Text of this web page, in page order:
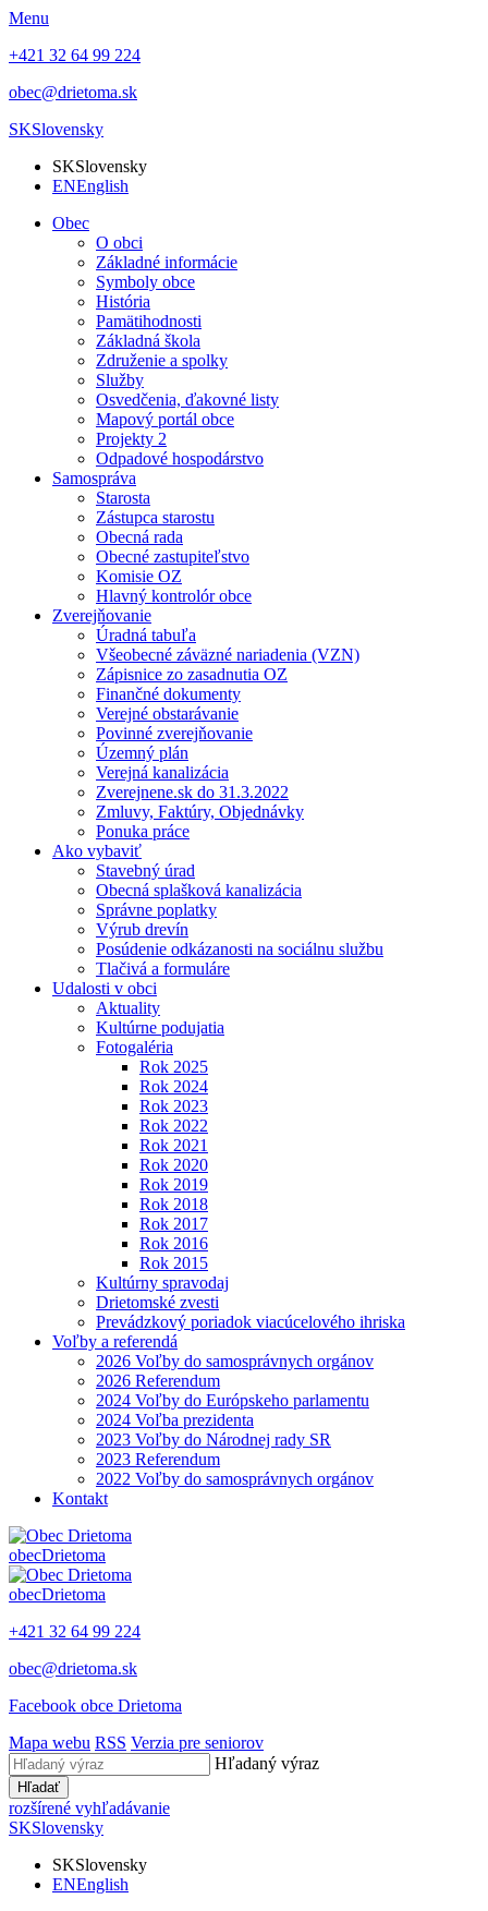
Menu
+421 32 64 99 224
obec@drietoma.sk
SKSlovensky
SKSlovensky
ENEnglish
Obec
O obci
Základné informácie
Symboly obce
História
Pamätihodnosti
Základná škola
Združenie a spolky
Služby
Osvedčenia, ďakovné listy
Mapový portál obce
Projekty 2
Odpadové hospodárstvo
Samospráva
Starosta
Zástupca starostu
Obecná rada
Obecné zastupiteľstvo
Komisie OZ
Hlavný kontrolór obce
Zverejňovanie
Úradná tabuľa
Všeobecné záväzné nariadenia (VZN)
Zápisnice zo zasadnutia OZ
Finančné dokumenty
Verejné obstarávanie
Povinné zverejňovanie
Územný plán
Verejná kanalizácia
Zverejnene.sk do 31.3.2022
Zmluvy, Faktúry, Objednávky
Ponuka práce
Ako vybaviť
Stavebný úrad
Obecná splašková kanalizácia
Správne poplatky
Výrub drevín
Posúdenie odkázanosti na sociálnu službu
Tlačivá a formuláre
Udalosti v obci
Aktuality
Kultúrne podujatia
Fotogaléria
Rok 2025
Rok 2024
Rok 2023
Rok 2022
Rok 2021
Rok 2020
Rok 2019
Rok 2018
Rok 2017
Rok 2016
Rok 2015
Kultúrny spravodaj
Drietomské zvesti
Prevádzkový poriadok viacúcelového ihriska
Voľby a referendá
2026 Voľby do samosprávnych orgánov
2026 Referendum
2024 Voľby do Európskeho parlamentu
2024 Voľba prezidenta
2023 Voľby do Národnej rady SR
2023 Referendum
2022 Voľby do samosprávnych orgánov
Kontakt
obecDrietoma
obecDrietoma
+421 32 64 99 224
obec@drietoma.sk
Facebook obce Drietoma
Mapa webu RSS Verzia pre seniorov
Hľadaný výraz
Hľadať
rozšírené vyhľadávanie
SKSlovensky
SKSlovensky
ENEnglish